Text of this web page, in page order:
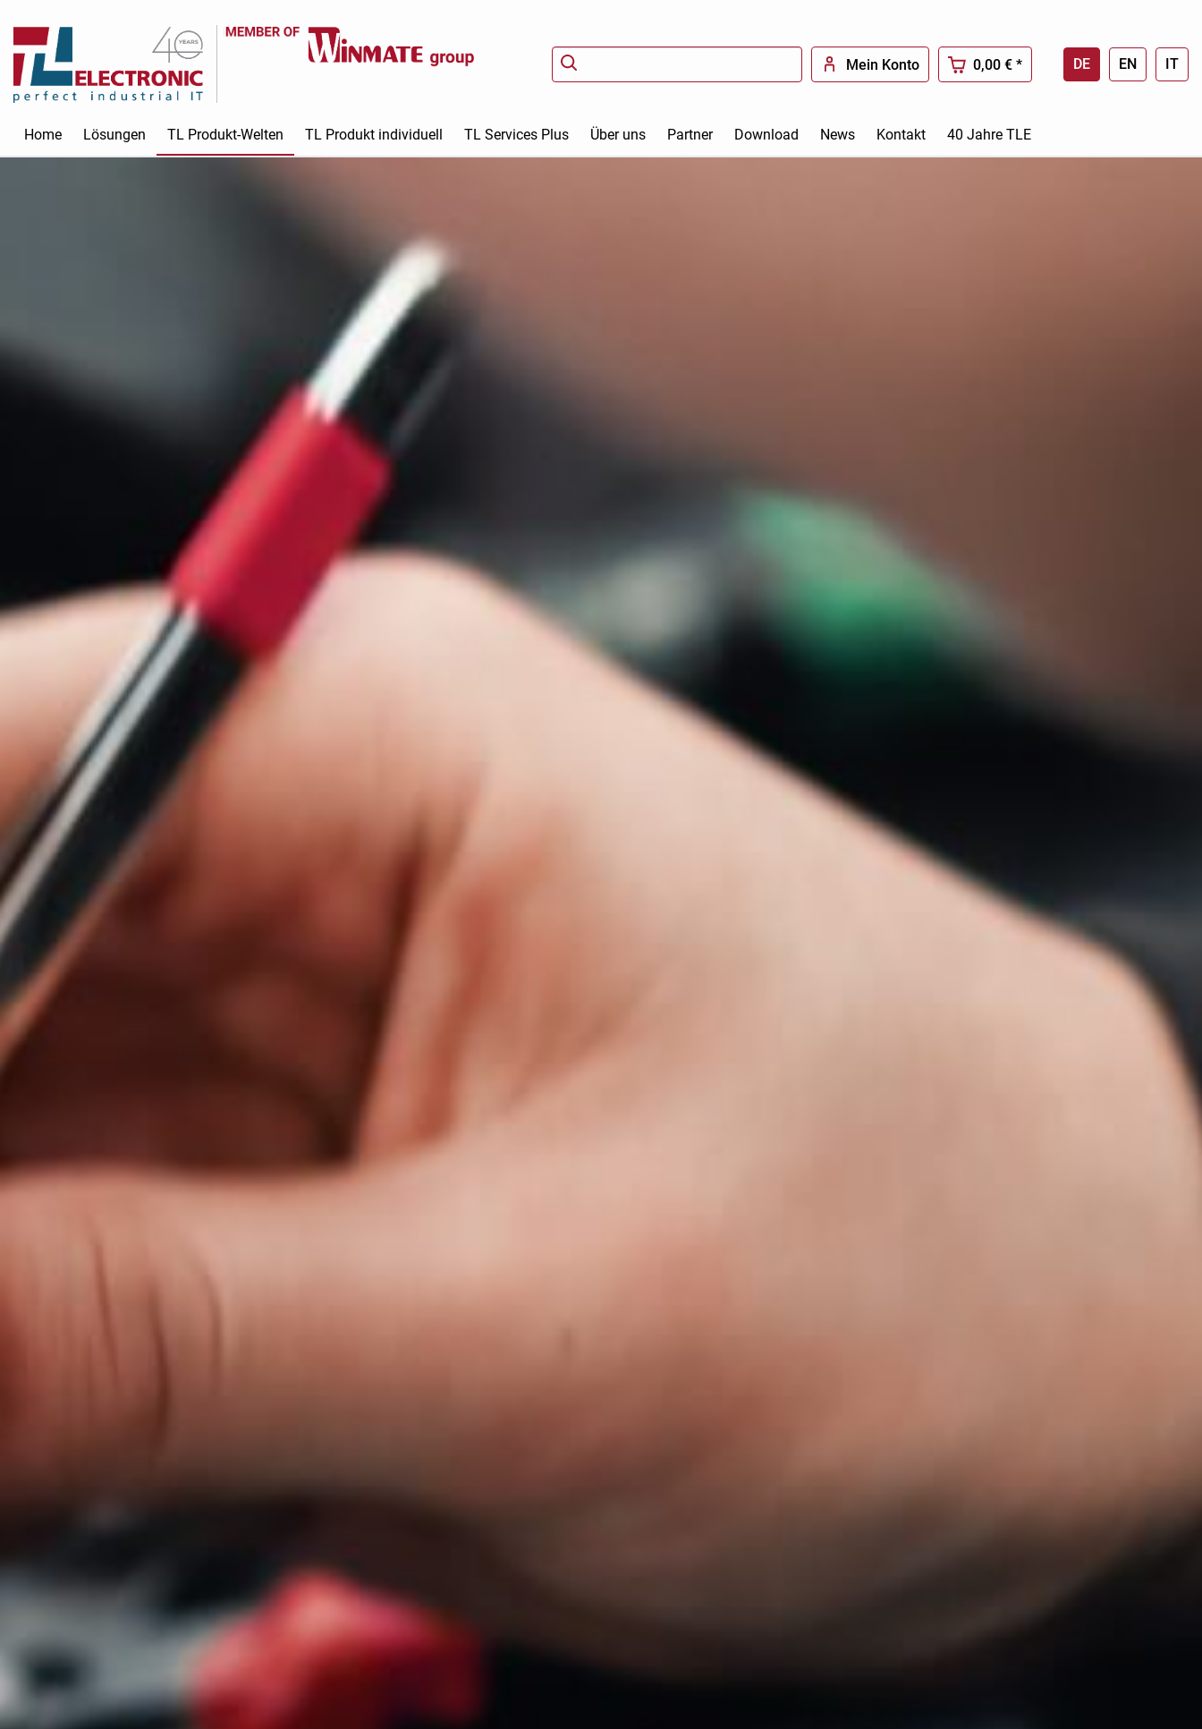
DE EN IT
Mein Konto 0,00 € *
Home Lösungen TL Produkt-Welten TL Produkt individuell TL Services Plus Über uns Partner Download News Kontakt 40 Jahre TLE